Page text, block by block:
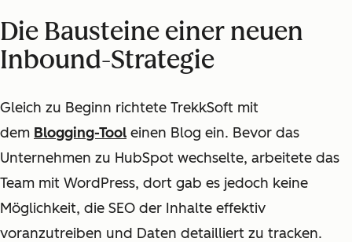
Die Bausteine einer neuen
Inbound-Strategie
Gleich zu Beginn richtete TrekkSoft mit
dem Blogging-Tool einen Blog ein. Bevor das
Unternehmen zu HubSpot wechselte, arbeitete das
Team mit WordPress, dort gab es jedoch keine
Möglichkeit, die SEO der Inhalte effektiv
voranzutreiben und Daten detailliert zu tracken.